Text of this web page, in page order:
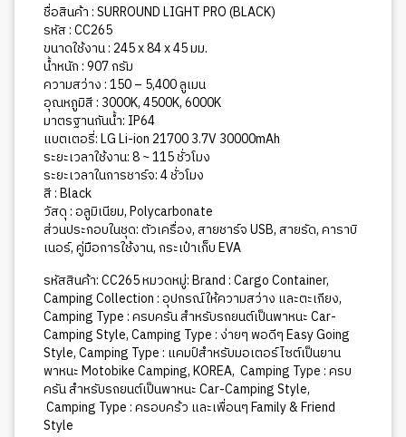
ชื่อสินค้า : SURROUND LIGHT PRO (BLACK)
รหัส : CC265
ขนาดใช้งาน : 245 x 84 x 45 มม.
น้ำหนัก : 907 กรัม
ความสว่าง : 150 – 5,400 ลูเมน
อุณหภูมิสี : 3000K, 4500K, 6000K
มาตรฐานกันน้ำ: IP64
แบตเตอรี่: LG Li-ion 21700 3.7V 30000mAh
ระยะเวลาใช้งาน: 8 ~ 115 ชั่วโมง
ระยะเวลาในการชาร์จ: 4 ชั่วโมง
สี : Black
วัสดุ : อลูมิเนียม, Polycarbonate
ส่วนประกอบในชุด: ตัวเครื่อง, สายชาร์จ USB, สายรัด, คาราบิ
เนอร์, คู่มือการใช้งาน, กระเป๋าเก็บ EVA
รหัสสินค้า:CC265หมวดหมู่:Brand : Cargo Container,
Camping Collection : อุปกรณ์ให้ความสว่าง และตะเกียง,
Camping Type : ครบครัน สำหรับรถยนต์เป็นพาหนะ Car-
Camping Style,Camping Type : ง่ายๆ พอดีๆ Easy Going
Style,Camping Type : แคมป์สำหรับมอเตอร์ไซต์เป็นยาน
พาหนะ Motobike Camping,KOREA, Camping Type : ครบ
ครัน สำหรับรถยนต์เป็นพาหนะ Car-Camping Style,
Camping Type : ครอบคร้ว และเพื่อนๆ Family & Friend
Style